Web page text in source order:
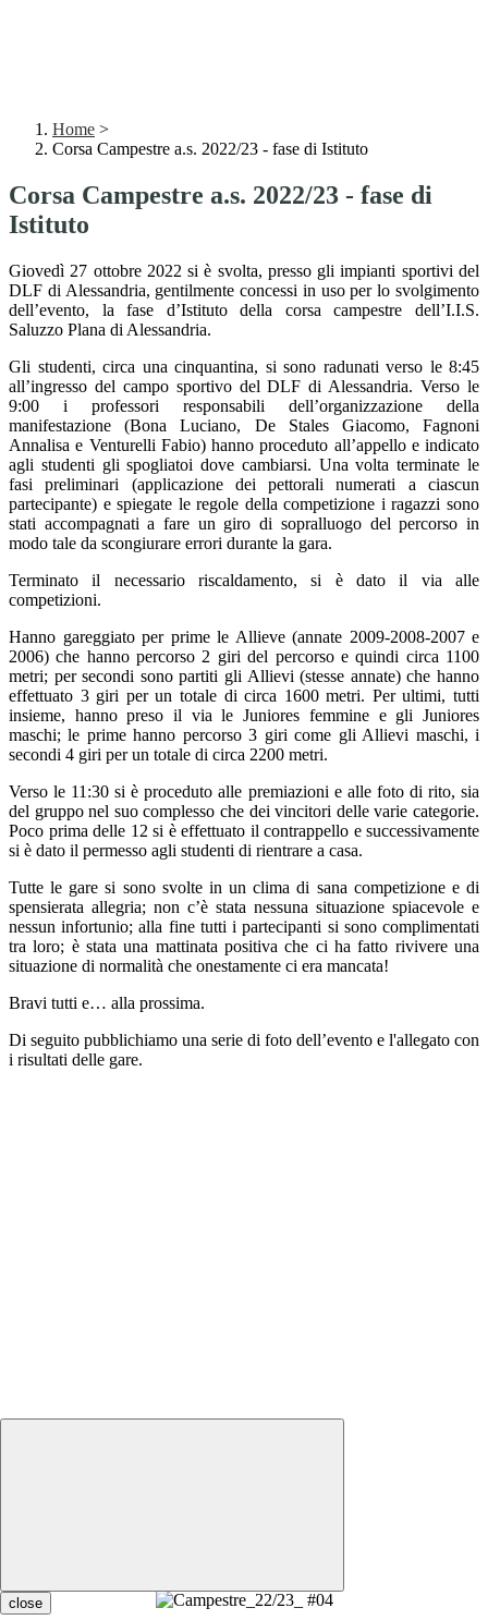
close
Home >
Corsa Campestre a.s. 2022/23 - fase di Istituto
Corsa Campestre a.s. 2022/23 - fase di
Istituto
Giovedì 27 ottobre 2022 si è svolta, presso gli impianti sportivi del
DLF di Alessandria, gentilmente concessi in uso per lo svolgimento
dell’evento, la fase d’Istituto della corsa campestre dell’I.I.S.
Saluzzo Plana di Alessandria.
Gli studenti, circa una cinquantina, si sono radunati verso le 8:45
all’ingresso del campo sportivo del DLF di Alessandria. Verso le
9:00 i professori responsabili dell’organizzazione della
manifestazione (Bona Luciano, De Stales Giacomo, Fagnoni
Annalisa e Venturelli Fabio) hanno proceduto all’appello e indicato
agli studenti gli spogliatoi dove cambiarsi. Una volta terminate le
fasi preliminari (applicazione dei pettorali numerati a ciascun
partecipante) e spiegate le regole della competizione i ragazzi sono
stati accompagnati a fare un giro di sopralluogo del percorso in
modo tale da scongiurare errori durante la gara.
Terminato il necessario riscaldamento, si è dato il via alle
competizioni.
Hanno gareggiato per prime le Allieve (annate 2009-2008-2007 e
2006) che hanno percorso 2 giri del percorso e quindi circa 1100
metri; per secondi sono partiti gli Allievi (stesse annate) che hanno
effettuato 3 giri per un totale di circa 1600 metri. Per ultimi, tutti
insieme, hanno preso il via le Juniores femmine e gli Juniores
maschi; le prime hanno percorso 3 giri come gli Allievi maschi, i
secondi 4 giri per un totale di circa 2200 metri.
Verso le 11:30 si è proceduto alle premiazioni e alle foto di rito, sia
del gruppo nel suo complesso che dei vincitori delle varie categorie.
Poco prima delle 12 si è effettuato il contrappello e successivamente
si è dato il permesso agli studenti di rientrare a casa.
Tutte le gare si sono svolte in un clima di sana competizione e di
spensierata allegria; non c’è stata nessuna situazione spiacevole e
nessun infortunio; alla fine tutti i partecipanti si sono complimentati
tra loro; è stata una mattinata positiva che ci ha fatto rivivere una
situazione di normalità che onestamente ci era mancata!
Bravi tutti e… alla prossima.
Di seguito pubblichiamo una serie di foto dell’evento e l'allegato con
i risultati delle gare.